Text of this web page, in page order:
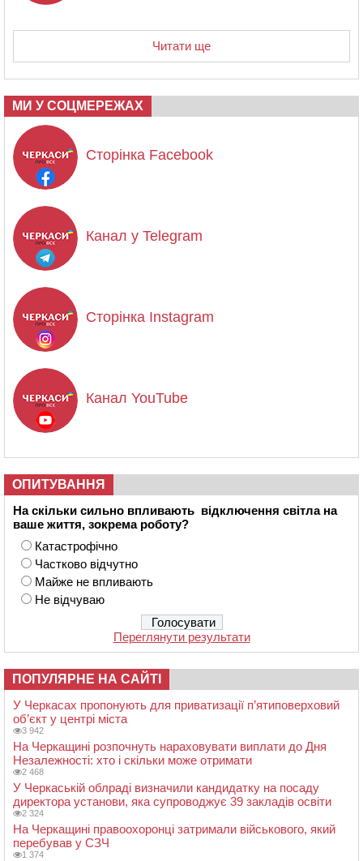
Читати ще
МИ У СОЦМЕРЕЖАХ
Сторінка Facebook
Канал у Telegram
Сторінка Instagram
Канал YouTube
ОПИТУВАННЯ
На скільки сильно впливають відключення світла на
ваше життя, зокрема роботу?
Катастрофічно
Частково відчутно
Майже не впливають
Не відчуваю
Переглянути результати
ПОПУЛЯРНЕ НА САЙТІ
У Черкасах пропонують для приватизації п’ятиповерховий
об’єкт у центрі міста
3 942
На Черкащині розпочнуть нараховувати виплати до Дня
Незалежності: хто і скільки може отримати
2 468
У Черкаській облраді визначили кандидатку на посаду
директора установи, яка супроводжує 39 закладів освіти
2 324
На Черкащині правоохоронці затримали військового, який
перебував у СЗЧ
1 374